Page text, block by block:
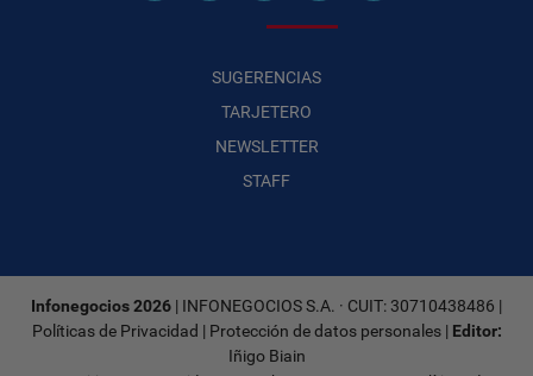
SUGERENCIAS
TARJETERO
NEWSLETTER
STAFF
Infonegocios 2026 | INFONEGOCIOS S.A. · CUIT: 30710438486 |
Políticas de Privacidad | Protección de datos personales| Editor:
Iñigo Biain